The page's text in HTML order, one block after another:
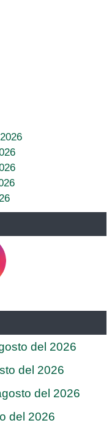
del 2026
del 2026
del 2026
del 2026